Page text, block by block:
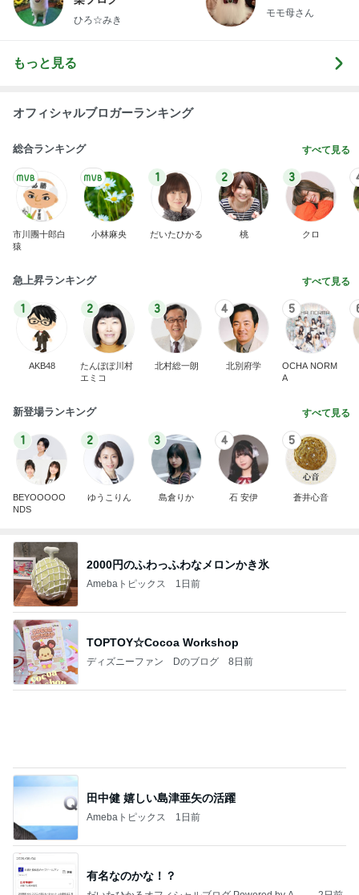
ひろ☆みき
モモ母さん
もっと見る
オフィシャルブロガーランキング
総合ランキング すべて見る
市川團十郎白
猿
小林麻央
1
だいたひかる
2
桃
3
クロ
急上昇ランキング すべて見る
1
AKB48
2
たんぽぽ川村
エミコ
3
北村総一朗
4
北別府学
5
OCHA NORM
A
新登場ランキング すべて見る
1
BEYOOOOO
NDS
2
ゆうこりん
3
島倉りか
4
石 安伊
5
蒼井心音
2000円のふわっふわなメロンかき氷
Amebaトピックス 1日前
TOPTOY☆Cocoa Workshop
ディズニーファン Dのブログ 8日前
有名なのかな！？
だいたひかるオフィシャルブログ Powered by Ame
夫の親の介護を絶対にやらない訳